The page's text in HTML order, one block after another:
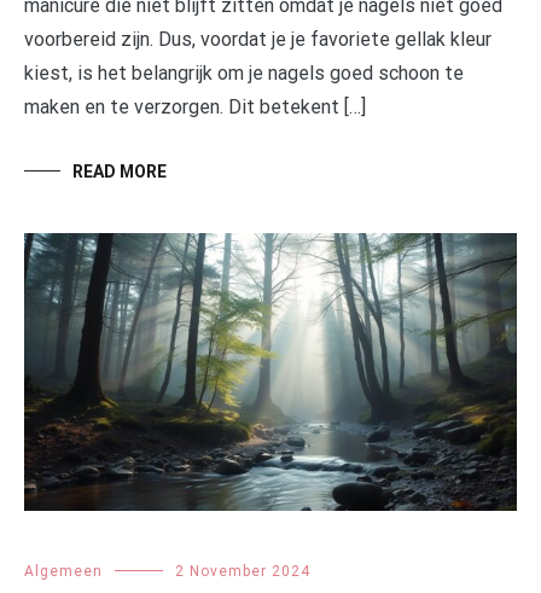
manicure die niet blijft zitten omdat je nagels niet goed
voorbereid zijn. Dus, voordat je je favoriete gellak kleur
kiest, is het belangrijk om je nagels goed schoon te
maken en te verzorgen. Dit betekent […]
READ MORE
Algemeen 2 November 2024